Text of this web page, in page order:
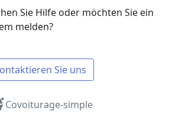
Sie Hilfe oder möchten Sie ein
melden?
Sie uns
Covoiturage-simple